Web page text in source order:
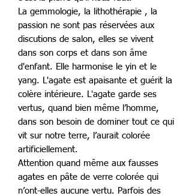
La gemmologie, la lithothérapie , la
passion ne sont pas réservées aux
discutions de salon, elles se vivent
dans son corps et dans son âme
d'enfant. Elle harmonise le yin et le
yang. L'agate est apaisante et guérit la
colère intérieure. L'agate garde ses
vertus, quand bien même l’homme,
dans son besoin de dominer tout ce qui
vit sur notre terre, l’aurait colorée
artificiellement.
Attention quand même aux fausses
agates en pâte de verre colorée qui
n’ont-elles aucune vertu. Parfois des